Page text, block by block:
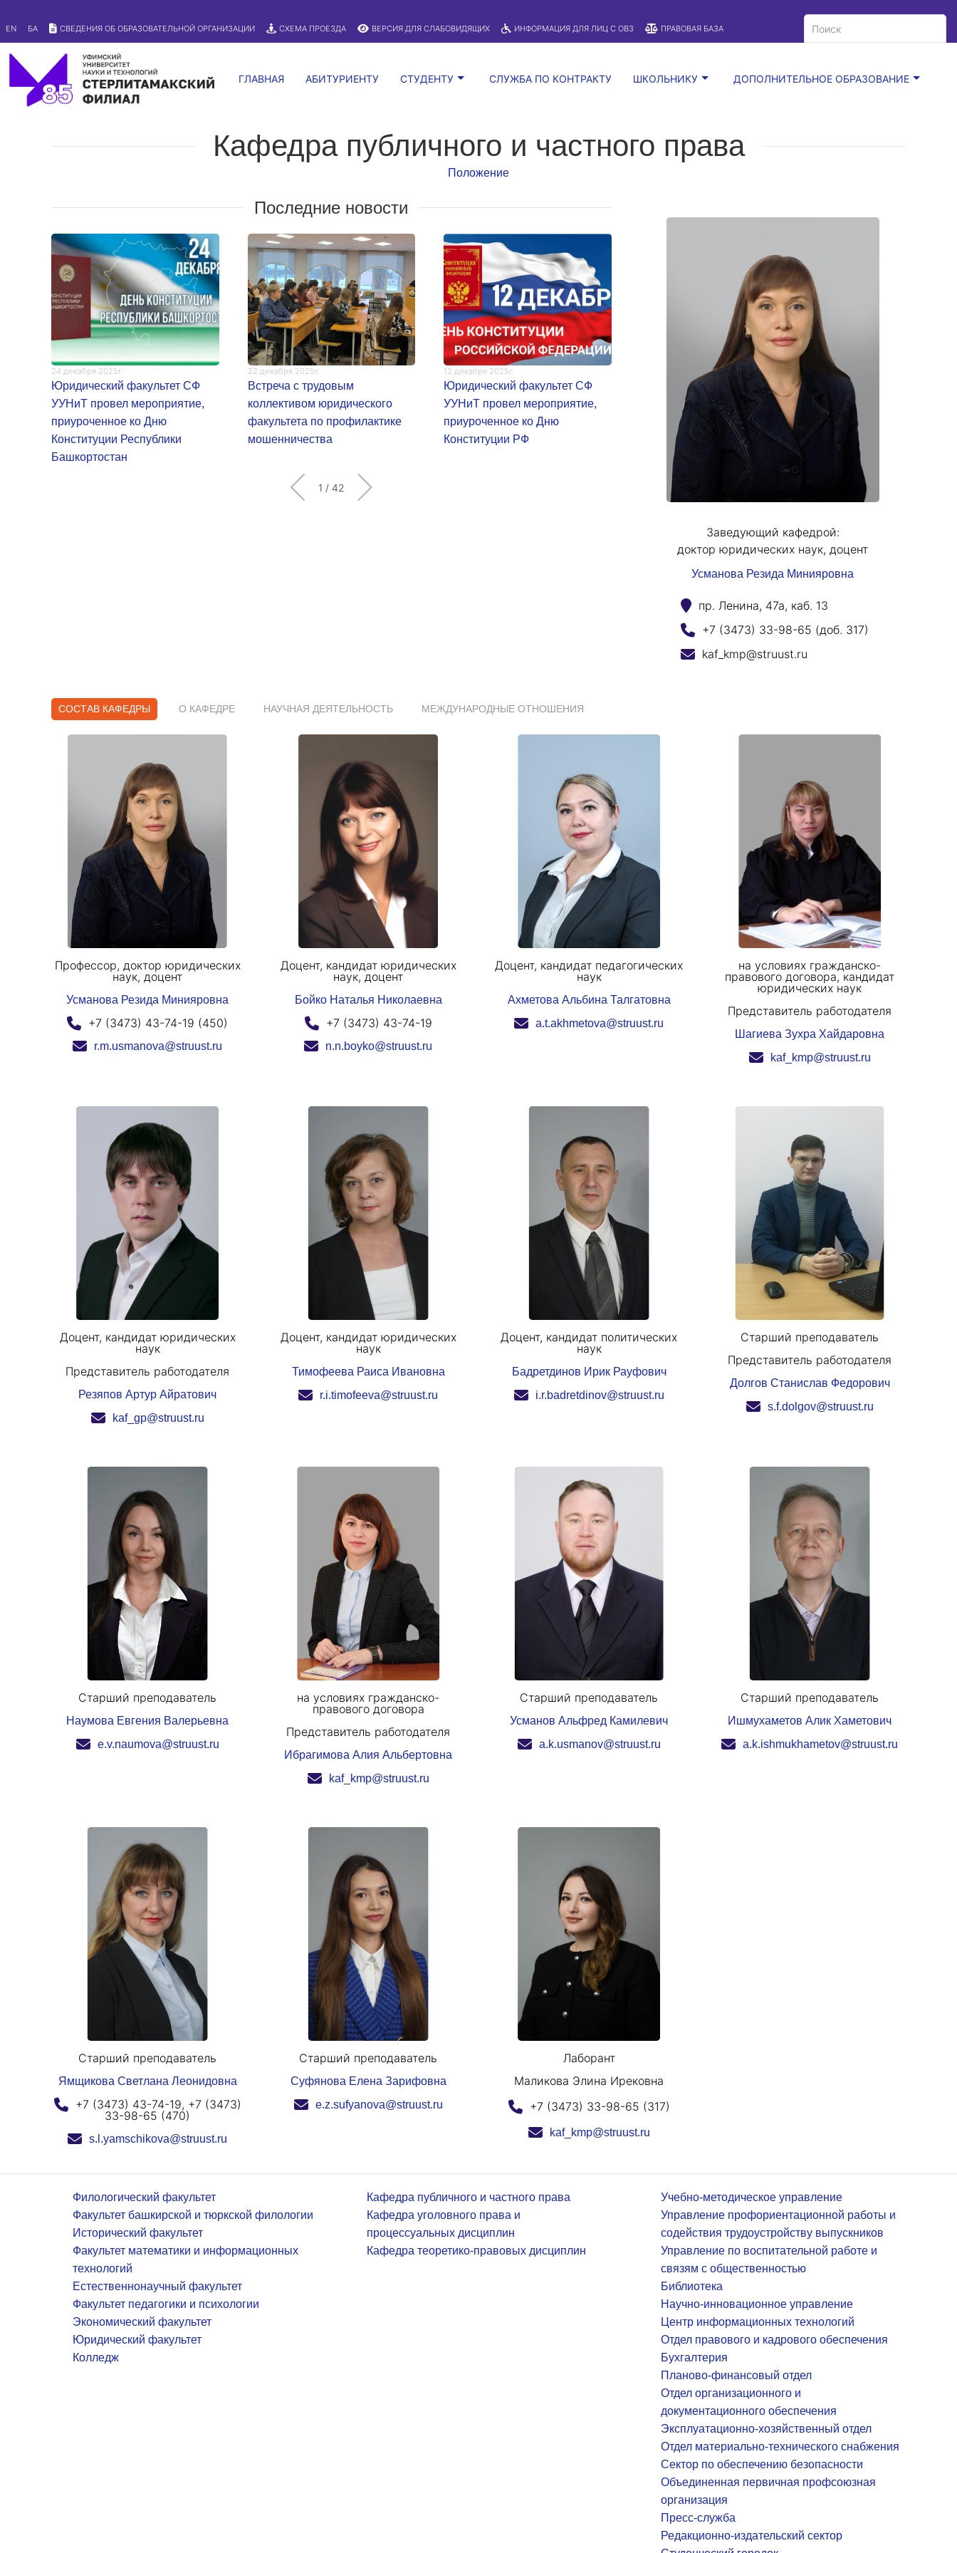
EN БА СВЕДЕНИЯ ОБ ОБРАЗОВАТЕЛЬНОЙ ОРГАНИЗАЦИИ СХЕМА ПРОЕЗДА ВЕРСИЯ ДЛЯ СЛАБОВИДЯЩИХ ИНФОРМАЦИЯ ДЛЯ ЛИЦ С ОВЗ ПРАВОВАЯ БАЗА
ГЛАВНАЯ АБИТУРИЕНТУ СТУДЕНТУ СЛУЖБА ПО КОНТРАКТУ ШКОЛЬНИКУ ДОПОЛНИТЕЛЬНОЕ ОБРАЗОВАНИЕ
Кафедра публичного и частного права
Положение
Последние новости
24 декабря 2025г.
Юридический факультет СФ
УУНиТ провел мероприятие,
приуроченное ко Дню
Конституции Республики
Башкортостан
22 декабря 2025г.
Встреча с трудовым
коллективом юридического
факультета по профилактике
мошенничества
12 декабря 2025г.
Юридический факультет СФ
УУНиТ провел мероприятие,
приуроченное ко Дню
Конституции РФ
1 / 42
Заведующий кафедрой:
доктор юридических наук, доцент
Усманова Резида Минияровна
пр. Ленина, 47а, каб. 13
+7 (3473) 33-98-65 (доб. 317)
kaf_kmp@struust.ru
СОСТАВ КАФЕДРЫ О КАФЕДРЕ НАУЧНАЯ ДЕЯТЕЛЬНОСТЬ МЕЖДУНАРОДНЫЕ ОТНОШЕНИЯ
Профессор, доктор юридических
наук, доцент
Усманова Резида Минияровна
+7 (3473) 43-74-19 (450)
r.m.usmanova@struust.ru
Доцент, кандидат юридических
наук, доцент
Бойко Наталья Николаевна
+7 (3473) 43-74-19
n.n.boyko@struust.ru
Доцент, кандидат педагогических
наук
Ахметова Альбина Талгатовна
a.t.akhmetova@struust.ru
на условиях гражданско-
правового договора, кандидат
юридических наук
Представитель работодателя
Шагиева Зухра Хайдаровна
kaf_kmp@struust.ru
Доцент, кандидат юридических
наук
Представитель работодателя
Резяпов Артур Айратович
kaf_gp@struust.ru
Доцент, кандидат юридических
наук
Тимофеева Раиса Ивановна
r.i.timofeeva@struust.ru
Доцент, кандидат политических
наук
Бадретдинов Ирик Рауфович
i.r.badretdinov@struust.ru
Старший преподаватель
Представитель работодателя
Долгов Станислав Федорович
s.f.dolgov@struust.ru
Старший преподаватель
Наумова Евгения Валерьевна
e.v.naumova@struust.ru
на условиях гражданско-
правового договора
Представитель работодателя
Ибрагимова Алия Альбертовна
kaf_kmp@struust.ru
Старший преподаватель
Усманов Альфред Камилевич
a.k.usmanov@struust.ru
Старший преподаватель
Ишмухаметов Алик Хаметович
a.k.ishmukhametov@struust.ru
Старший преподаватель
Ямщикова Светлана Леонидовна
+7 (3473) 43-74-19, +7 (3473)
33-98-65 (470)
s.l.yamschikova@struust.ru
Старший преподаватель
Суфянова Елена Зарифовна
e.z.sufyanova@struust.ru
Лаборант
Маликова Элина Ирековна
+7 (3473) 33-98-65 (317)
kaf_kmp@struust.ru
Филологический факультет
Факультет башкирской и тюркской филологии
Исторический факультет
Факультет математики и информационных
технологий
Естественнонаучный факультет
Факультет педагогики и психологии
Экономический факультет
Юридический факультет
Колледж
Кафедра публичного и частного права
Кафедра уголовного права и
процессуальных дисциплин
Кафедра теоретико-правовых дисциплин
Учебно-методическое управление
Управление профориентационной работы и
содействия трудоустройству выпускников
Управление по воспитательной работе и
связям с общественностью
Библиотека
Научно-инновационное управление
Центр информационных технологий
Отдел правового и кадрового обеспечения
Бухгалтерия
Планово-финансовый отдел
Отдел организационного и
документационного обеспечения
Эксплуатационно-хозяйственный отдел
Отдел материально-технического снабжения
Сектор по обеспечению безопасности
Объединенная первичная профсоюзная
организация
Пресс-служба
Редакционно-издательский сектор